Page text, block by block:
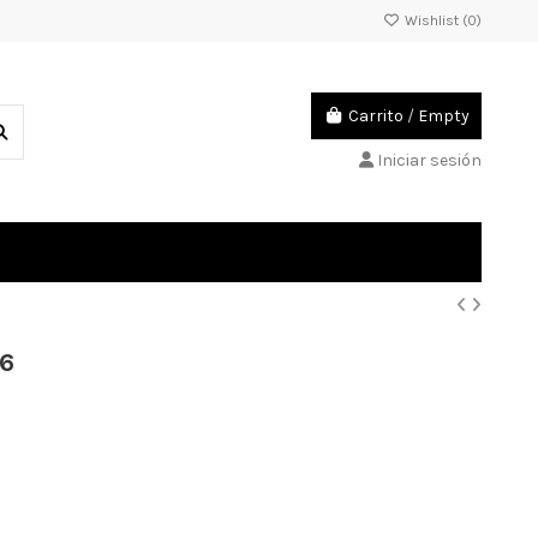
Wishlist (0)
Carrito / Empty
Iniciar sesión